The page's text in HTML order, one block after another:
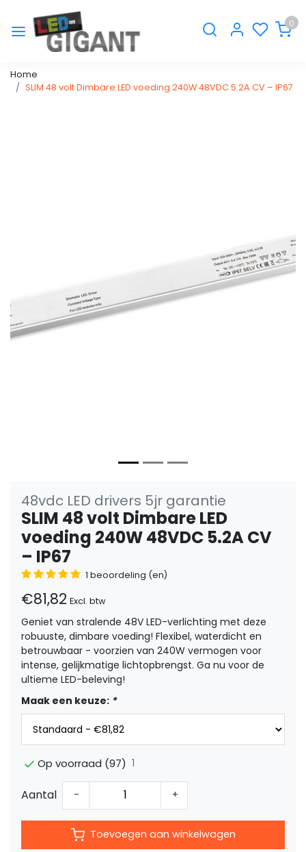
0
Home
SLIM 48 volt Dimbare LED voeding 240W 48VDC 5.2A CV – IP67
48vdc LED drivers 5jr garantie
SLIM 48 volt Dimbare LED
voeding 240W 48VDC 5.2A CV
– IP67
1 beoordeling (en)
€81,82 Excl. btw
Geniet van stralende 48V LED-verlichting met deze
robuuste, dimbare voeding! Flexibel, waterdicht en
betrouwbaar - voorzien van 240W vermogen voor
intense, gelijkmatige lichtopbrengst. Ga nu voor de
ultieme LED-beleving!
Maak een keuze: *
Op voorraad (97) 1
Aantal - +
Toevoegen aan winkelwagen